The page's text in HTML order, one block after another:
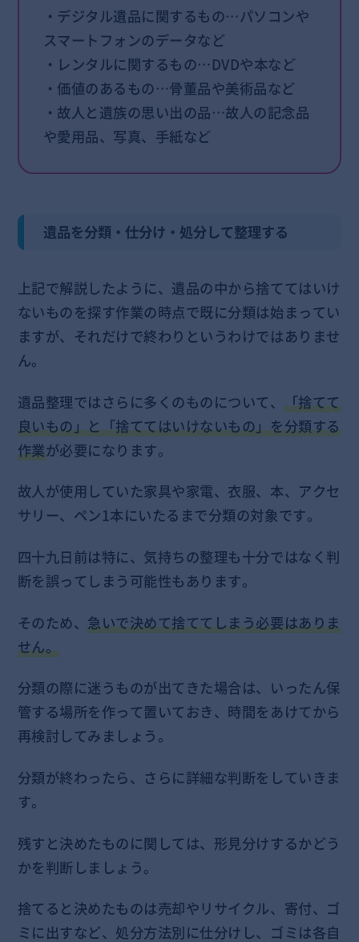
・デジタル遺品に関するもの…パソコンや
スマートフォンのデータなど
・レンタルに関するもの…DVDや本など
・価値のあるもの…骨董品や美術品など
・故人と遺族の思い出の品…故人の記念品
や愛用品、写真、手紙など
遺品を分類・仕分け・処分して整理する
上記で解説したように、遺品の中から捨ててはいけ
ないものを探す作業の時点で既に分類は始まってい
ますが、それだけで終わりというわけではありませ
ん。
遺品整理ではさらに多くのものについて、 「捨てて
良いもの」と「捨ててはいけないもの」を分類する
作業が必要になります。
故人が使用していた家具や家電、衣服、本、アクセ
サリー、ペン1本にいたるまで分類の対象です。
四十九日前は特に、気持ちの整理も十分ではなく判
断を誤ってしまう可能性もあります。
そのため、急いで決めて捨ててしまう必要はありま
せん。
分類の際に迷うものが出てきた場合は、いったん保
管する場所を作って置いておき、時間をあけてから
再検討してみましょう。
分類が終わったら、さらに詳細な判断をしていきま
す。
残すと決めたものに関しては、形見分けするかどう
かを判断しましょう。
捨てると決めたものは売却やリサイクル、寄付、ゴ
ミに出すなど、処分方法別に仕分けし、ゴミは各自